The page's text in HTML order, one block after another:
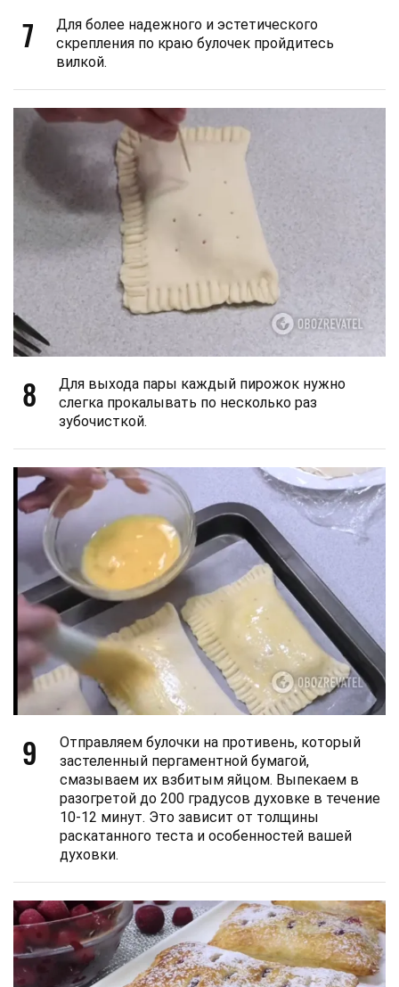
7
Для более надежного и эстетического
скрепления по краю булочек пройдитесь
вилкой.
8
Для выхода пары каждый пирожок нужно
слегка прокалывать по несколько раз
зубочисткой.
9
Отправляем булочки на противень, который
застеленный пергаментной бумагой,
смазываем их взбитым яйцом. Выпекаем в
разогретой до 200 градусов духовке в течение
10-12 минут. Это зависит от толщины
раскатанного теста и особенностей вашей
духовки.